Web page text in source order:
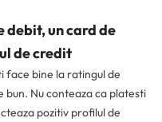
debit, un card de
de credit
face bine la ratingul de
Nu conteaza ca platesti
pozitiv profilul de